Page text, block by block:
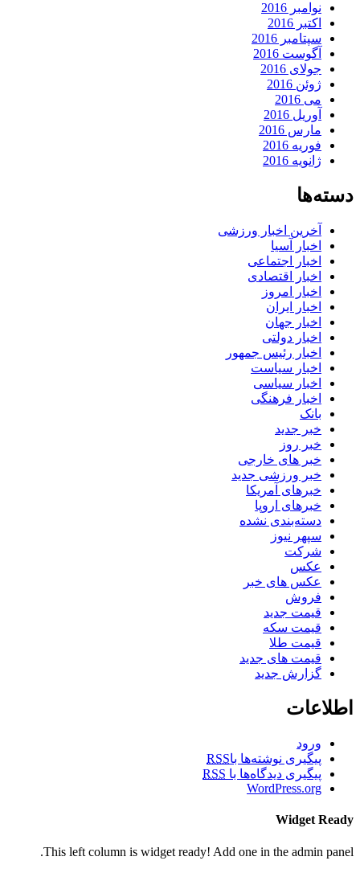
نوامبر 2016
اکتبر 2016
سپتامبر 2016
آگوست 2016
جولای 2016
ژوئن 2016
می 2016
آوریل 2016
مارس 2016
فوریه 2016
ژانویه 2016
دسته‌ها
آخرین اخبار ورزشی
اخبار آسیا
اخبار اجتماعی
اخبار اقتصادی
اخبار امروز
اخبار ایران
اخبار جهان
اخبار دولتی
اخبار رئیس جمهور
اخبار سیاست
اخبار سیاسی
اخبار فرهنگی
بانک
خبر جدید
خبر روز
خبر های خارجی
خبر ورزشی جدید
خبرهای آمریکا
خبرهای اروپا
دسته‌بندی نشده
سپهر نیوز
شرکت
عکس
عکس های خبر
فروش
قیمت جدید
قیمت سکه
قیمت طلا
قیمت های جدید
گزارش جدید
اطلاعات
ورود
پیگیری نوشته‌ها باRSS
پیگیری دیدگاه‌ها با RSS
WordPress.org
Widget Ready
This left column is widget ready! Add one in the admin panel.